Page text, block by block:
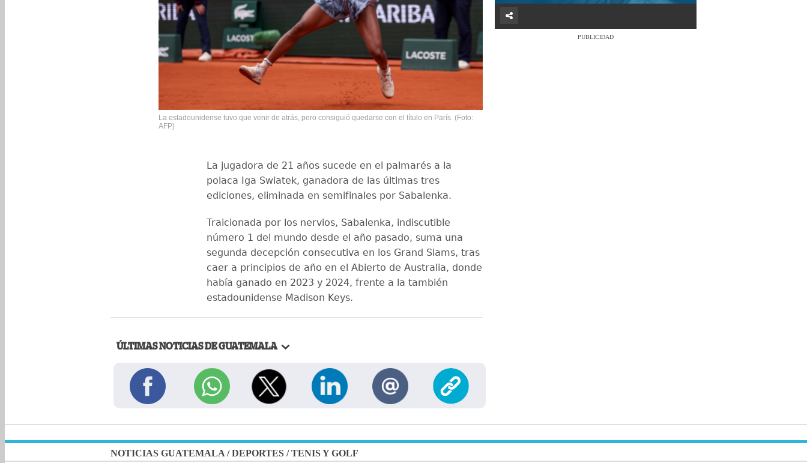
La estadounidense tuvo que venir de atrás, pero consiguió quedarse con el título en París. (Foto:
AFP)
La jugadora de 21 años sucede en el palmarés a la
polaca Iga Swiatek, ganadora de las últimas tres
ediciones, eliminada en semifinales por Sabalenka.
Traicionada por los nervios, Sabalenka, indiscutible
número 1 del mundo desde el año pasado, suma una
segunda decepción consecutiva en los Grand Slams, tras
caer a principios de año en el Abierto de Australia, donde
había ganado en 2023 y 2024, frente a la también
estadounidense Madison Keys.
ÚLTIMAS NOTICIAS DE GUATEMALA
PUBLICIDAD
NOTICIAS GUATEMALA/DEPORTES /TENIS Y GOLF